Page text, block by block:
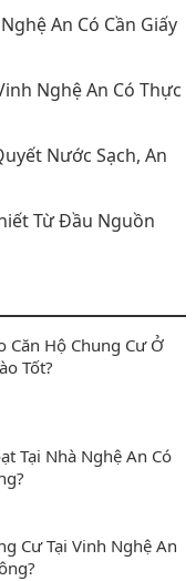
An Có Cần Giấy
Nghệ An Có Thực
Nước Sạch, An
Từ Đầu Nguồn
Căn Hộ Chung Cư Ở
Tốt?
Tại Nhà Nghệ An Có
Cư Tại Vinh Nghệ An